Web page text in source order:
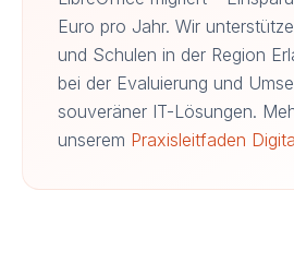
Euro pro Jahr. Wir
und Schulen in der Region
bei der Evaluierung und
souveräner IT-Lösungen.
unserem Praxisleitfaden